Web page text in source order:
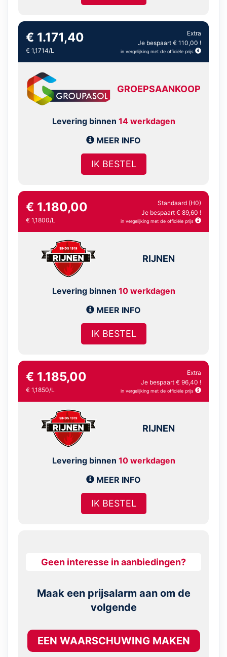
€ 1.171,40
€ 1,1714/L
Extra
Je bespaart € 110,00 !
in vergelijking met de officiële prijs
GROEPSAANKOOP
Levering binnen 14 werkdagen
MEER INFO
IK BESTEL
€ 1.180,00
€ 1,1800/L
Standaard (H0)
Je bespaart € 89,60 !
in vergelijking met de officiële prijs
RIJNEN
Levering binnen 10 werkdagen
MEER INFO
IK BESTEL
€ 1.185,00
€ 1,1850/L
Extra
Je bespaart € 96,40 !
in vergelijking met de officiële prijs
RIJNEN
Levering binnen 10 werkdagen
MEER INFO
IK BESTEL
Geen interesse in aanbiedingen?
Maak een prijsalarm aan om de
volgende
EEN WAARSCHUWING MAKEN